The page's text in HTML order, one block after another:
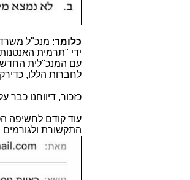
כלומר: מנכ"ל
ידי "תרמית
עם המנכ"לית
לחברות הללו,
כזכור, דיווחנו
עוד קודם לחשיפה
התקשורת ולגורמים